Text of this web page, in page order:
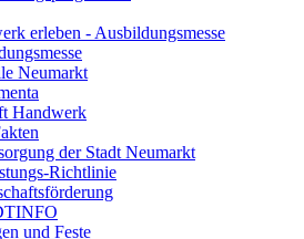
erleben - Ausbildungsmesse
Neumarkt
Handwerk
der Stadt Neumarkt
Richtlinie
und Feste